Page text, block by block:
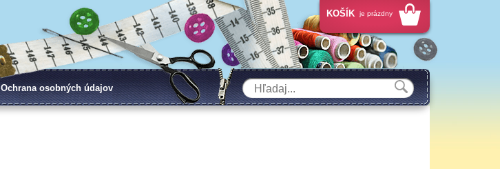
KOŠÍK je prázdny
Ochrana osobných údajov